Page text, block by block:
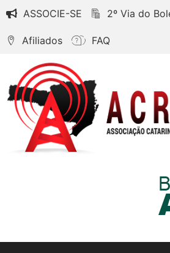
ASSOCIE-SE 2º Via do
Afiliados FAQ